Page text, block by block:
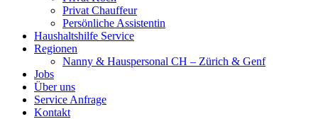
Privat Chauffeur
Persönliche Assistentin
Haushaltshilfe Service
Regionen
Nanny & Hauspersonal CH – Zürich & Genf
Jobs
Über uns
Service Anfrage
Kontakt